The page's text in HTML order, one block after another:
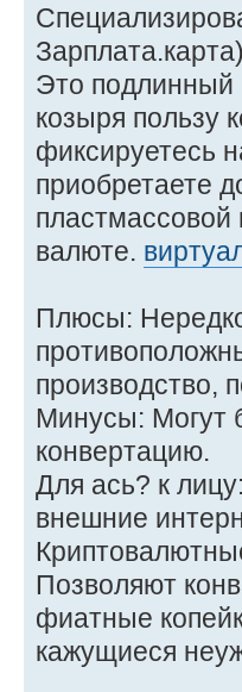
Зарплата.карта)
Это подлинный
козыря пользу
фиксируетесь
приобретаете
пластмассовой
валюте.
Плюсы:
производство,
Минусы: Могут
конвертацию.
Для ась? к
внешние
Позволяют
фиатные
кажущиеся